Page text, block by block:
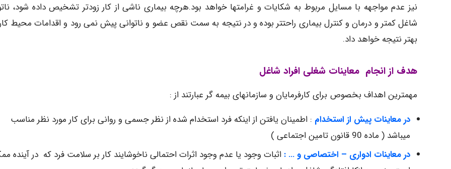
نیز عدم مواجهه با مسایل مربوط به شکایات و غرامتها خواهد بود.هرچه بیماری ناشی از کار زودتر تشخیص داده شود،
شاغل کمتر و درمان و کنترل بیماری راحتتر بوده و در نتیجه به سمت نقص عضو و ناتوانی پیش نمی رود و اقدامات محیط
بهتر نتیجه خواهد داد.
هدف از انجام معاینات شغلی افراد شاغل
مهمترین اهداف بخصوص برای کارفرمایان و سازمانهای بیمه گر عبارتند از :
در معاینات پیش از استخدام : اطمینان یافتن از اینکه فرد استخدام شده از نظر جسمی و روانی برای کار مورد نظر مناسب
میباشد ( ماده 90 قانون تامین اجتماعی )
در معاینات ادواری – اختصاصی و … : اثبات وجود یا عدم وجود اثرات احتمالی ناخوشایند کار بر سلامت فرد که در آینده